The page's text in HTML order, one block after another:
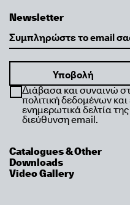
Newsletter
Διάβασα και συναινώ
πολιτική δεδομένων
ενημερωτικά δελτία
διεύθυνση email.
Catalogues & Other
Downloads
Video Gallery